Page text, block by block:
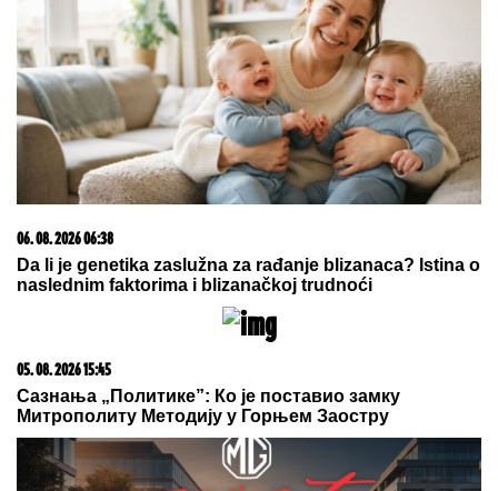
06. 08. 2026 11:21
Opasno zgodna: Skinula se supruga Lionela Mesija
(FOTO)
1500 BESPLATNIH SPINOVA